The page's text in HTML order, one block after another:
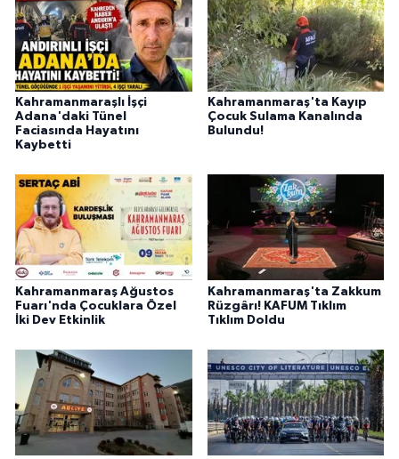
Kahramanmaraşlı İşçi
Adana'daki Tünel
Faciasında Hayatını
Kaybetti
Kahramanmaraş'ta Kayıp
Çocuk Sulama Kanalında
Bulundu!
Kahramanmaraş Ağustos
Fuarı'nda Çocuklara Özel
İki Dev Etkinlik
Kahramanmaraş'ta Zakkum
Rüzgârı! KAFUM Tıklım
Tıklım Doldu